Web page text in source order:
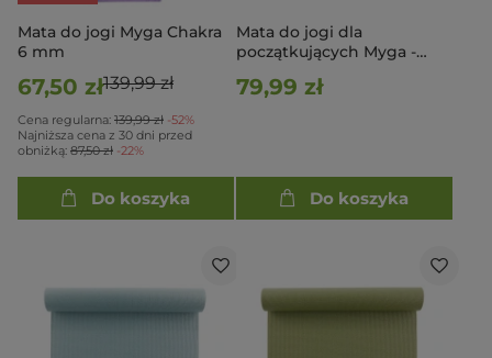
Mata do jogi Myga Chakra
6 mm
67,50 zł139,99 zł
Cena regularna: 139,99 zł -52%
Najniższa cena z 30 dni przed
obniżką: 87,50 zł -22%
Do koszyka
Mata do jogi dla
początkujących Myga -
79,99 zł
Do koszyka